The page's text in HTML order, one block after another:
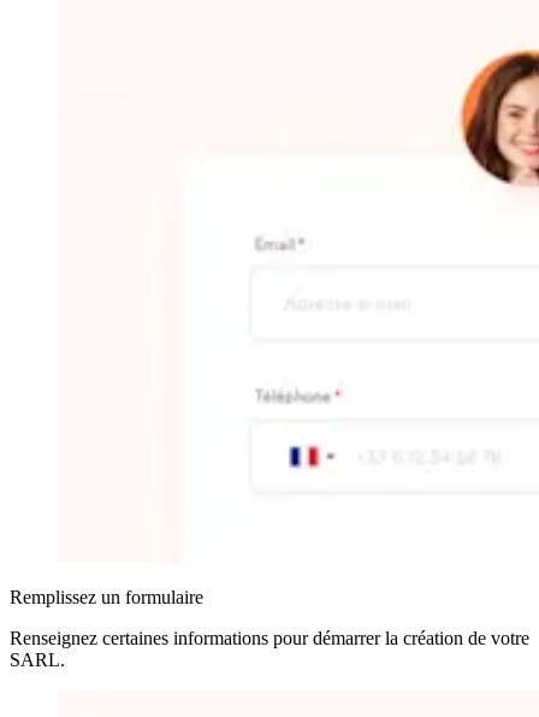
Remplissez un formulaire
Renseignez certaines informations pour démarrer la création de votre
SARL.